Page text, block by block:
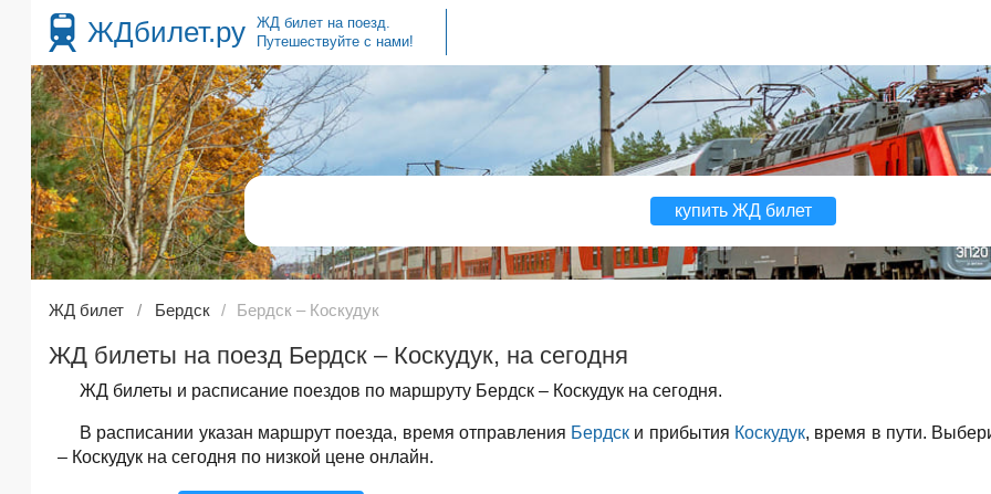
ЖДбилет.ру
ЖД билет на поезд.
Путешествуйте с нами!
купить ЖД билет
ЖД билет Бердск Бердск – Коскудук
ЖД билеты на поезд Бердск – Коскудук, на сегодня
ЖД билеты и расписание поездов по маршруту Бердск – Коскудук на сегодня.
В расписании указан маршрут поезда, время отправления Бердск и прибытия Коскудук, время в пути.
– Коскудук на сегодня по низкой цене онлайн.